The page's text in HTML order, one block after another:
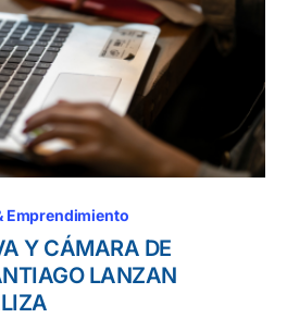
Emprendimiento
Y CÁMARA DE
LANZAN